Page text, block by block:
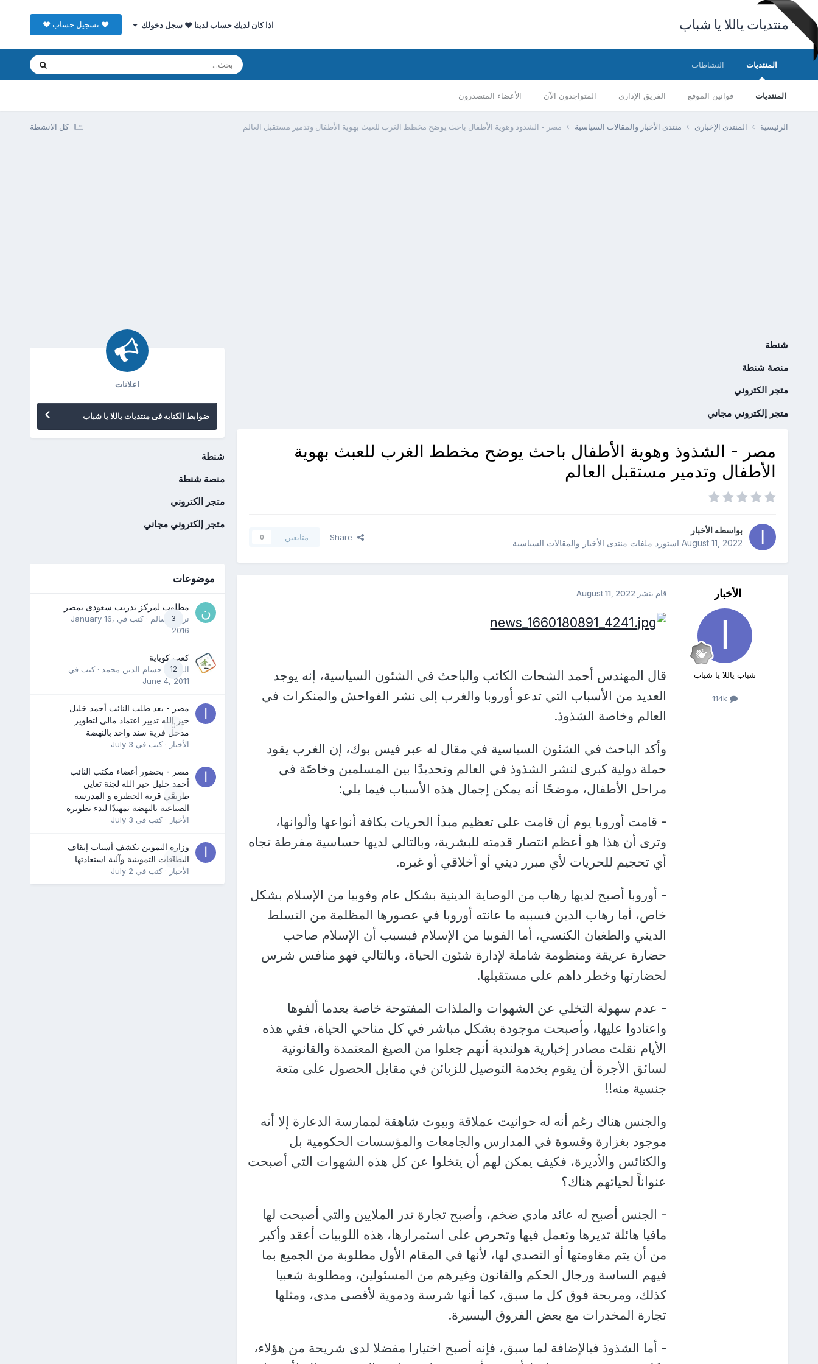
منتديات ياللا يا شباب اذا كان لديك حساب لدينا ♥ سجل دخولك ♥ تسجيل حساب ♥
المنتديات
المنتديات قوانين الموقع الفريق الإداري المتواجدون الآن الأعضاء المتصدرون
النشاطات
كل الانشطة الرئيسية المنتدى الإخبارى منتدى الأخبار والمقالات السياسية مصر - الشذوذ وهوية الأطفال باحث يوضح مخطط الغرب للعبث بهوية الأطفال وتدمير مستقبل العالم
شنطة
منصة شنطة
متجر الكتروني
متجر إلكتروني مجاني
مصر - الشذوذ وهوية الأطفال باحث يوضح مخطط الغرب للعبث بهوية
الأطفال وتدمير مستقبل العالم
بواسطه الأخبار
August 11, 2022استورد ملفات منتدى الأخبار والمقالات السياسية
Share متابعين 0
الأخبار
شباب ياللا يا شباب
114k
قام بنشر August 11, 2022
قال المهندس أحمد الشحات الكاتب والباحث في الشئون السياسية، إنه يوجد
العديد من الأسباب التي تدعو أوروبا والغرب إلى نشر الفواحش والمنكرات في
العالم وخاصة الشذوذ.
وأكد الباحث في الشئون السياسية في مقال له عبر فيس بوك، إن الغرب يقود
حملة دولية كبرى لنشر الشذوذ في العالم وتحديدًا بين المسلمين وخاصًة في
مراحل الأطفال، موضحًا أنه يمكن إجمال هذه الأسباب فيما يلي:
- قامت أوروبا يوم أن قامت على تعظيم مبدأ الحريات بكافة أنواعها وألوانها،
وترى أن هذا هو أعظم انتصار قدمته للبشرية، وبالتالي لديها حساسية مفرطة تجاه
أي تحجيم للحريات لأي مبرر ديني أو أخلاقي أو غيره.
- أوروبا أصبح لديها رهاب من الوصاية الدينية بشكل عام وفوبيا من الإسلام بشكل
خاص، أما رهاب الدين فسببه ما عانته أوروبا في عصورها المظلمة من التسلط
الديني والطغيان الكنسي، أما الفوبيا من الإسلام فبسبب أن الإسلام صاحب
حضارة عريقة ومنظومة شاملة لإدارة شئون الحياة، وبالتالي فهو منافس شرس
لحضارتها وخطر داهم على مستقبلها.
- عدم سهولة التخلي عن الشهوات والملذات المفتوحة خاصة بعدما ألفوها
واعتادوا عليها، وأصبحت موجودة بشكل مباشر في كل مناحي الحياة، ففي هذه
الأيام نقلت مصادر إخبارية هولندية أنهم جعلوا من الصيغ المعتمدة والقانونية
لسائق الأجرة أن يقوم بخدمة التوصيل للزبائن في مقابل الحصول على متعة
جنسية منه!!
والجنس هناك رغم أنه له حوانيت عملاقة وبيوت شاهقة لممارسة الدعارة إلا أنه
موجود بغزارة وقسوة في المدارس والجامعات والمؤسسات الحكومية بل
والكنائس والأديرة، فكيف يمكن لهم أن يتخلوا عن كل هذه الشهوات التي أصبحت
عنواناً لحياتهم هناك؟
- الجنس أصبح له عائد مادي ضخم، وأصبح تجارة تدر الملايين والتي أصبحت لها
مافيا هائلة تديرها وتعمل فيها وتحرص على استمرارها، هذه اللوبيات أعقد وأكبر
من أن يتم مقاومتها أو التصدي لها، لأنها في المقام الأول مطلوبة من الجميع بما
فيهم الساسة ورجال الحكم والقانون وغيرهم من المسئولين، ومطلوبة شعبيا
كذلك، ومربحة فوق كل ما سبق، كما أنها شرسة ودموية لأقصى مدى، ومثلها
تجارة المخدرات مع بعض الفروق اليسيرة.
- أما الشذوذ فبالإضافة لما سبق، فإنه أصبح اختيارا مفضلا لدى شريحة من هؤلاء،
اعلانات
ضوابط الكتابه فى منتديات ياللا يا شباب
شنطة
منصة شنطة
متجر الكتروني
متجر إلكتروني مجاني
موضوعات
3
مطلوب لمركز تدريب سعودى بمصر
نرمين سالم · كتب في January 16,
2016
12
كعب كوباية
المدرب حسام الدين محمد · كتب في
June 4, 2011
0
مصر - بعد طلب النائب أحمد خليل
خير الله تدبير اعتماد مالي لتطوير
مدخل قرية سند واحد بالنهضة
الأخبار · كتب في July 3
0
مصر - بحضور أعضاء مكتب النائب
أحمد خليل خير الله لجنة تعاين
طريقي قرية الحظيرة و المدرسة
الصناعية بالنهضة تمهيدًا لبدء تطويره
الأخبار · كتب في July 3
0
وزارة التموين تكشف أسباب إيقاف
البطاقات التموينية وآلية استعادتها
الأخبار · كتب في July 2